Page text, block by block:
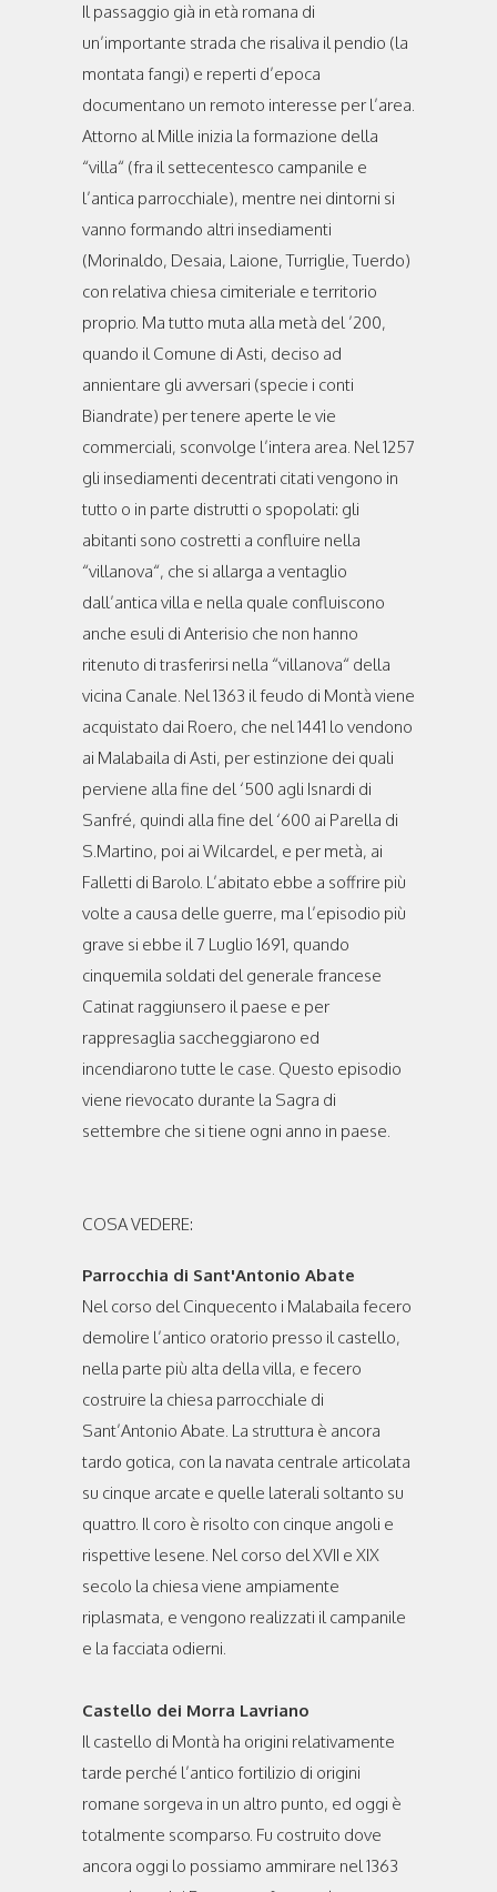
Il passaggio già in età romana di
un’importante strada che risaliva il pendio (la
montata fangi) e reperti d’epoca
documentano un remoto interesse per l’area.
Attorno al Mille inizia la formazione della
“villa“ (fra il settecentesco campanile e
l’antica parrocchiale), mentre nei dintorni si
vanno formando altri insediamenti
(Morinaldo, Desaia, Laione, Turriglie, Tuerdo)
con relativa chiesa cimiteriale e territorio
proprio. Ma tutto muta alla metà del ’200,
quando il Comune di Asti, deciso ad
annientare gli avversari (specie i conti
Biandrate) per tenere aperte le vie
commerciali, sconvolge l’intera area. Nel 1257
gli insediamenti decentrati citati vengono in
tutto o in parte distrutti o spopolati: gli
abitanti sono costretti a confluire nella
“villanova“, che si allarga a ventaglio
dall’antica villa e nella quale confluiscono
anche esuli di Anterisio che non hanno
ritenuto di trasferirsi nella “villanova“ della
vicina Canale. Nel 1363 il feudo di Montà viene
acquistato dai Roero, che nel 1441 lo vendono
ai Malabaila di Asti, per estinzione dei quali
perviene alla fine del ‘500 agli Isnardi di
Sanfré, quindi alla fine del ‘600 ai Parella di
S.Martino, poi ai Wilcardel, e per metà, ai
Falletti di Barolo. L’abitato ebbe a soffrire più
volte a causa delle guerre, ma l’episodio più
grave si ebbe il 7 Luglio 1691, quando
cinquemila soldati del generale francese
Catinat raggiunsero il paese e per
rappresaglia saccheggiarono ed
incendiarono tutte le case. Questo episodio
viene rievocato durante la Sagra di
settembre che si tiene ogni anno in paese.
COSA VEDERE:
Parrocchia di Sant'Antonio Abate
Nel corso del Cinquecento i Malabaila fecero
demolire l’antico oratorio presso il castello,
nella parte più alta della villa, e fecero
costruire la chiesa parrocchiale di
Sant’Antonio Abate. La struttura è ancora
tardo gotica, con la navata centrale articolata
su cinque arcate e quelle laterali soltanto su
quattro. Il coro è risolto con cinque angoli e
rispettive lesene. Nel corso del XVII e XIX
secolo la chiesa viene ampiamente
riplasmata, e vengono realizzati il campanile
e la facciata odierni.
Castello dei Morra Lavriano
Il castello di Montà ha origini relativamente
tarde perché l’antico fortilizio di origini
romane sorgeva in un altro punto, ed oggi è
totalmente scomparso. Fu costruito dove
ancora oggi lo possiamo ammirare nel 1363